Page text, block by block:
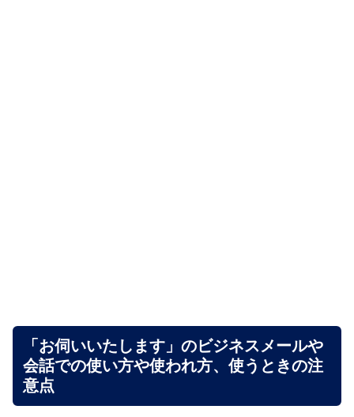
「お伺いいたします」のビジネスメールや
会話での使い方や使われ方、使うときの注
意点